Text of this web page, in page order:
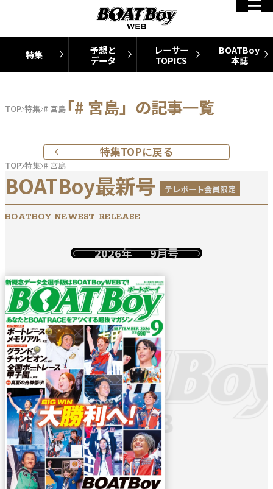
特集
予想と
データ
レーサー
TOPICS
BOATBoy
本誌
TOP 特集 # 宮島「# 宮島」の記事一覧
特集TOPに戻る
TOP 特集 # 宮島
BOATBoy最新号 テレボート会員限定
BOATBOY NEWEST RELEASE
2026年 9月号